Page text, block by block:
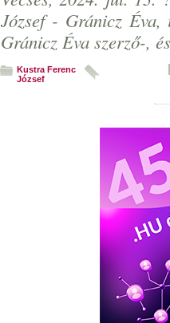
József - Gránicz Éva,
Gránicz Éva szerző-,
Kustra Ferenc
József